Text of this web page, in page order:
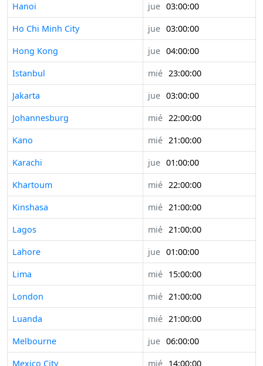
Hanoi
jue 03:00:00
Ho Chi Minh City
jue 03:00:00
Hong Kong
jue 04:00:00
Istanbul
mié 23:00:00
Jakarta
jue 03:00:00
Johannesburg
mié 22:00:00
Kano
mié 21:00:00
Karachi
jue 01:00:00
Khartoum
mié 22:00:00
Kinshasa
mié 21:00:00
Lagos
mié 21:00:00
Lahore
jue 01:00:00
Lima
mié 15:00:00
London
mié 21:00:00
Luanda
mié 21:00:00
Melbourne
jue 06:00:00
Mexico City
mié 14:00:00